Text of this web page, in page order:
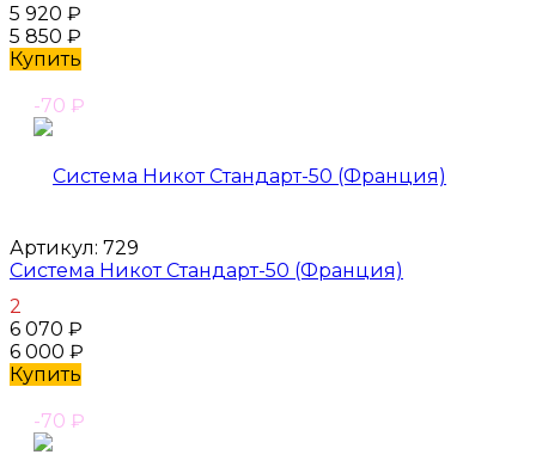
5 920 ₽
5 850 ₽
Купить
-70 ₽
Артикул: 729
Система Никот Стандарт-50 (Франция)
2
6 070 ₽
6 000 ₽
Купить
-70 ₽